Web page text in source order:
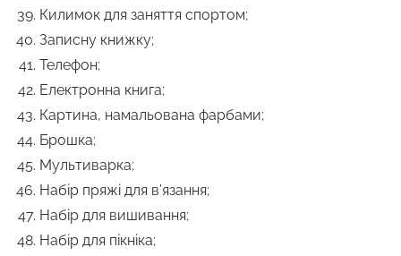
Килимок для заняття спортом;
Записну книжку;
Телефон;
Електронна книга;
Картина, намальована фарбами;
Брошка;
Мультиварка;
Набір пряжі для в’язання;
Набір для вишивання;
Набір для пікніка;